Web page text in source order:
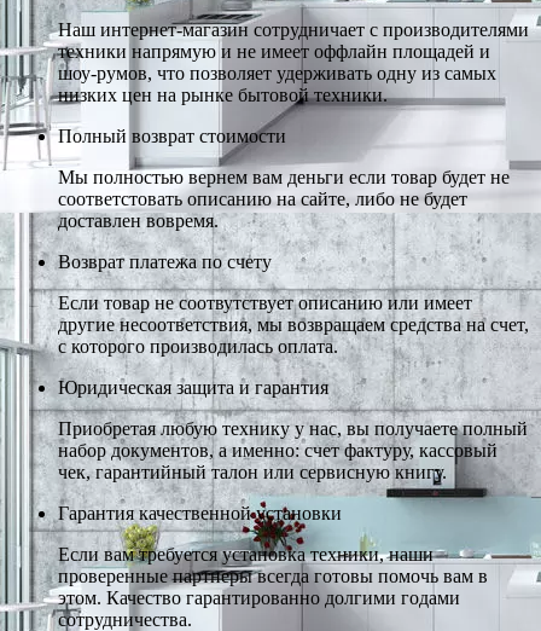
Наш интернет-магазин сотрудничает с производителями
техники напрямую и не имеет оффлайн площадей и
шоу-румов, что позволяет удерживать одну из самых
низких цен на рынке бытовой техники.
Полный возврат стоимости
Мы полностью вернем вам деньги если товар будет не
соответстовать описанию на сайте, либо не будет
доставлен вовремя.
Возврат платежа по счету
Если товар не соотвутствует описанию или имеет
другие несоответствия, мы возвращаем средства на счет,
с которого производилась оплата.
Юридическая защита и гарантия
Приобретая любую технику у нас, вы получаете полный
набор документов, а именно: счет фактуру, кассовый
чек, гарантийный талон или сервисную книгу.
Гарантия качественной установки
Если вам требуется установка техники, наши
проверенные партнеры всегда готовы помочь вам в
этом. Качество гарантированно долгими годами
сотрудничества.